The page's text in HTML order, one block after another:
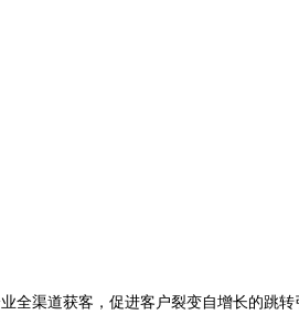
业全渠道获客，促进客户裂变自增长的跳